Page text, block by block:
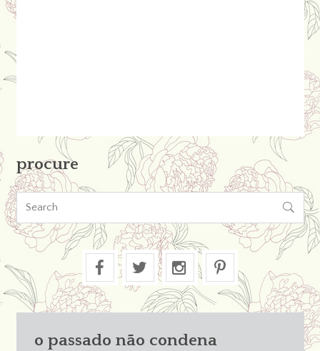
procure

o passado não condena